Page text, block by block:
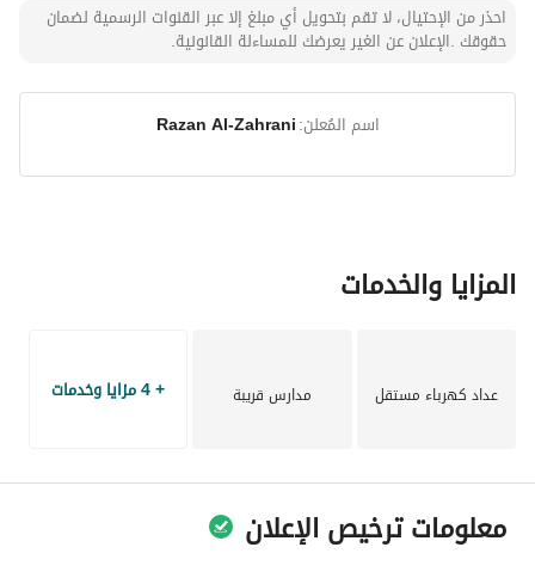
* مطبخ مع مدخل وارتداد خارجي
* غرفتين نوم بدورة مياه مشتركة
* غرفة نوم ماستر بدورة مياه مستقلة
* كل دور مستقل بالكامل
* مداخل مستقلة وكراجات خاصة
* واجهة الفيلا من حجر طبيعي
السعر:1,330,000
احذر من الإحتيال، لا تقم بتحويل أي مبلغ إلا عبر القنوات الرسمية لضمان
حقوقك .الإعلان عن الغير يعرضك للمساءلة القانونية.
اسم المُعلن:Razan Al-Zahrani
المزايا والخدمات
عداد كهرباء مستقل مدارس قريبة + 4 مزايا وخدمات
معلومات ترخيص الإعلان